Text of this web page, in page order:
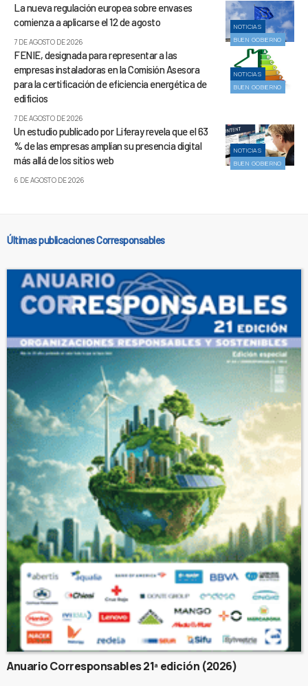
NOTICIAS
BUEN GOBIERNO
La nueva regulación europea sobre envases
comienza a aplicarse el 12 de agosto
7 DE AGOSTO DE 2026
NOTICIAS
BUEN GOBIERNO
FENIE, designada para representar a las
empresas instaladoras en la Comisión Asesora
para la certificación de eficiencia energética de
edificios
7 DE AGOSTO DE 2026
NOTICIAS
BUEN GOBIERNO
Un estudio publicado por Liferay revela que el 63
% de las empresas amplían su presencia digital
más allá de los sitios web
6 DE AGOSTO DE 2026
Últimas publicaciones Corresponsables
Anuario Corresponsables 21ª edición (2026)